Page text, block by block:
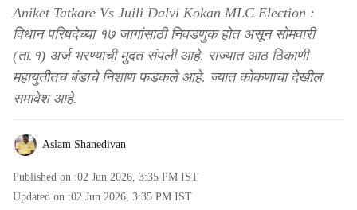
Aniket Tatkare Vs Juili Dalvi Kokan MLC Election :
विधान परिषदेच्या १७ जागांसाठी निवडणुक होत असून सोमवारी
(ता.१) अर्ज भरण्याची मुदत संपली आहे. राज्यात आठ ठिकाणी
महायुतीतच बंडाचे निशाण फडकले आहे. ज्यात कोकणाचा देखील
समावेश आहे.
Aslam Shanedivan
Published on :02 Jun 2026, 3:35 PM IST
Updated on :02 Jun 2026, 3:35 PM IST